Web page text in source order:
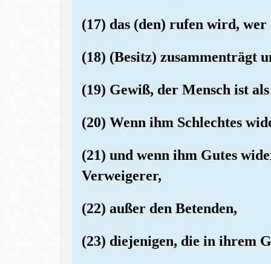
(17) das (den) rufen wird,
(18) (Besitz) zusammenträgt
(19) Gewiß, der Mensch ist
(20) Wenn ihm Schlechtes
(21) und wenn ihm Gutes
Verweigerer,
(22) außer den Betenden,
(23) diejenigen, die in ihrem